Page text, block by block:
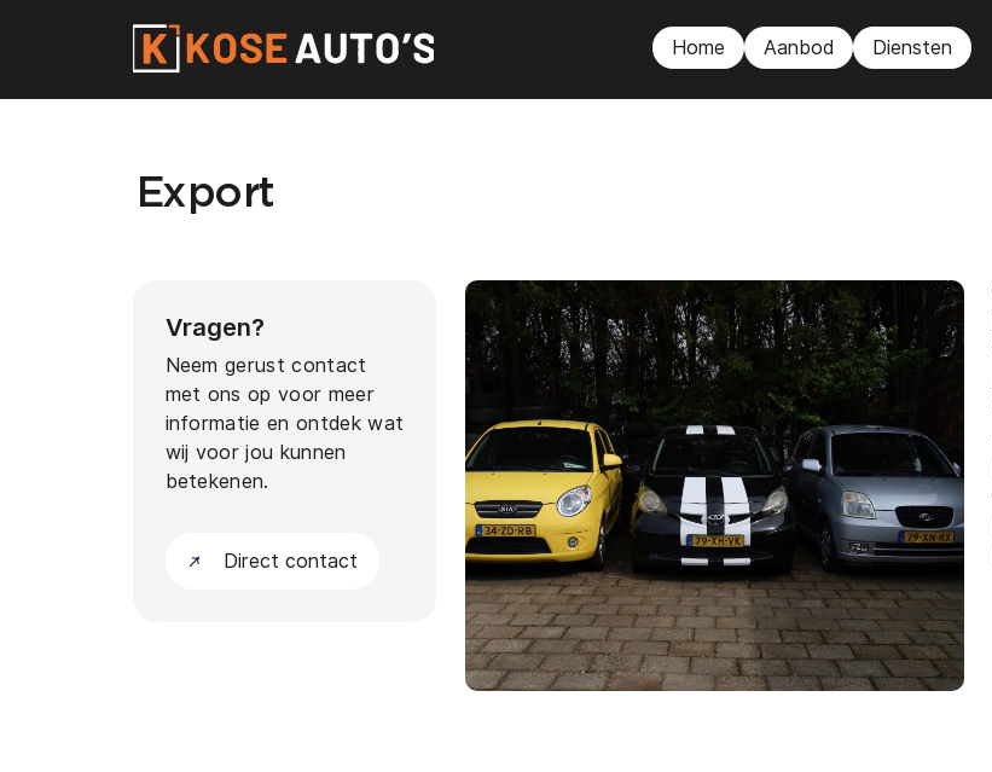
Home Aanbod Diensten
Home
Diensten
Over ons
Contact
Export
Vragen?
Neem gerust contact
met ons op voor meer
informatie en ontdek wat
wij voor jou kunnen
betekenen.
Direct contact